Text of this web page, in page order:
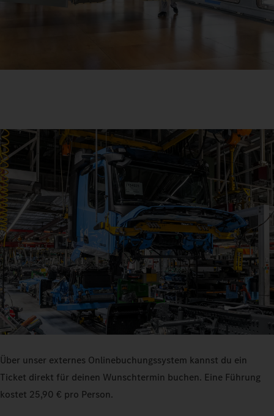
Über unser externes Onlinebuchungssystem kannst du ein
Ticket direkt für deinen Wunschtermin buchen. Eine Führung
kostet 25,90 € pro Person.